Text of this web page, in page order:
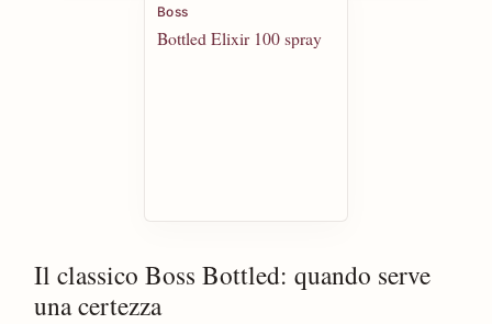
Boss
Bottled Elixir 100 spray
Il classico Boss Bottled: quando serve
una certezza